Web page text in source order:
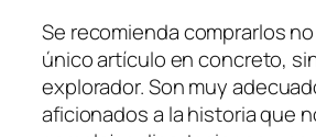
Se recomienda comprarlos
único artículo en concreto,
explorador. Son muy
aficionados a la historia que